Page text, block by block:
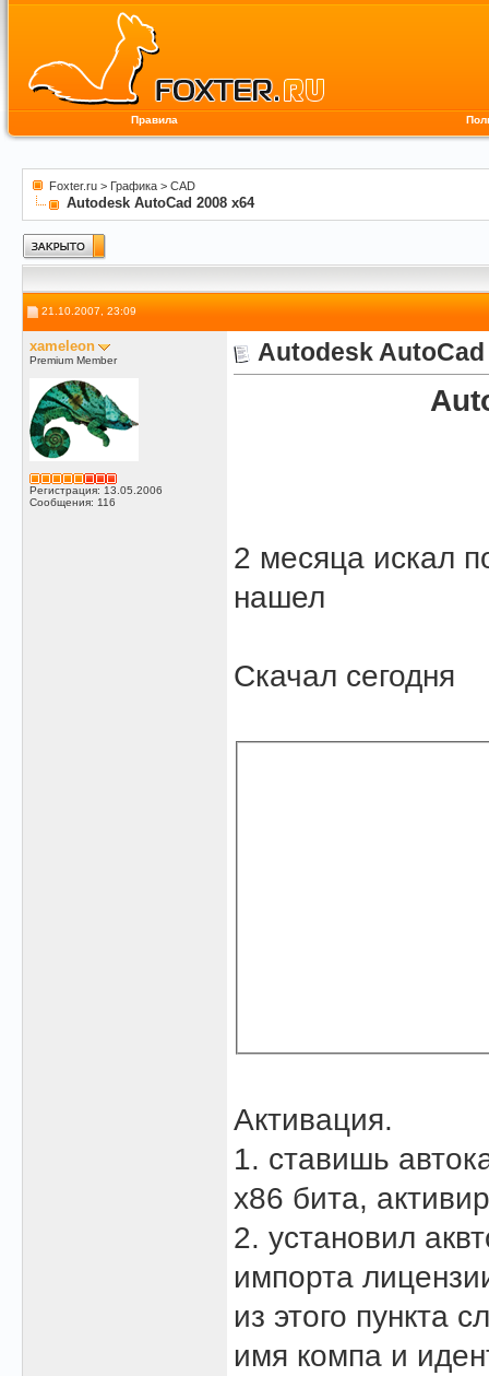
Правила
Foxter.ru > Графика > CAD
Autodesk AutoCad 2008 x64
21.10.2007, 23:09
xameleon
Premium Member
Регистрация: 13.05.2006
Сообщения: 116
Autodesk AutoCad
2 месяца искал
нашел
Скачал сегодня
Активация.
1. ставишь
х86 бита,
2. установил
импорта
из этого пункта
имя компа и